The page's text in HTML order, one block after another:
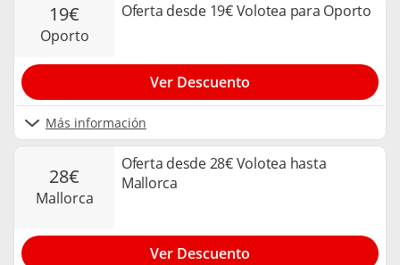
19€
oporto
Oferta desde 19€ Volotea para Oporto
Más información
Ver Descuento
28€
mallorca
Oferta desde 28€ Volotea hasta
Mallorca
Ver Descuento